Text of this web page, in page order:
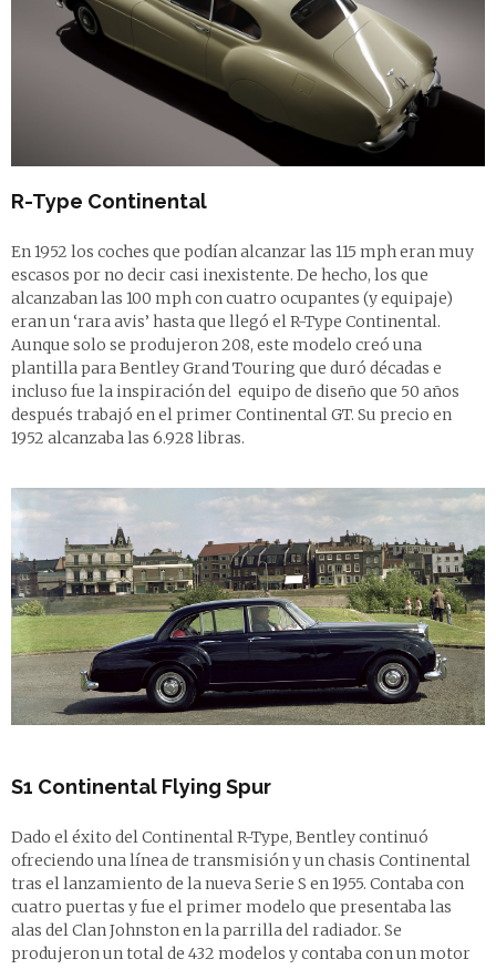
R-Type Continental
En 1952 los coches que podían alcanzar las 115 mph eran muy
escasos por no decir casi inexistente. De hecho, los que
alcanzaban las 100 mph con cuatro ocupantes (y equipaje)
eran un ‘rara avis’ hasta que llegó el R-Type Continental.
Aunque solo se produjeron 208, este modelo creó una
plantilla para Bentley Grand Touring que duró décadas e
incluso fue la inspiración del equipo de diseño que 50 años
después trabajó en el primer Continental GT. Su precio en
1952 alcanzaba las 6.928 libras.
S1 Continental Flying Spur
Dado el éxito del Continental R-Type, Bentley continuó
ofreciendo una línea de transmisión y un chasis Continental
tras el lanzamiento de la nueva Serie S en 1955. Contaba con
cuatro puertas y fue el primer modelo que presentaba las
alas del Clan Johnston en la parrilla del radiador. Se
produjeron un total de 432 modelos y contaba con un motor